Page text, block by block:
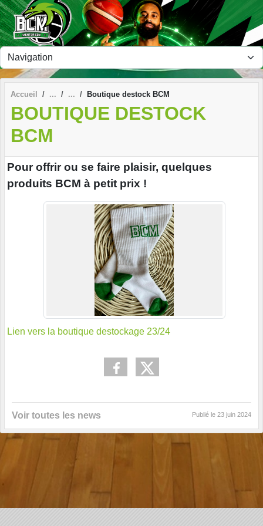
Accueil Boutique destock BCM
BOUTIQUE DESTOCK
BCM
Pour offrir ou se faire plaisir, quelques
produits BCM à petit prix !
Lien vers la boutique destockage 23/24
Voir toutes les news Publié le 23 juin 2024
Panneau de gestion des cookies